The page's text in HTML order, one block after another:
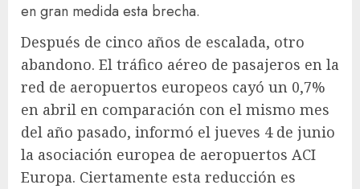
en gran medida esta brecha.
Después de cinco años de escalada, otro
abandono. El tráfico aéreo de pasajeros en la
red de aeropuertos europeos cayó un 0,7%
en abril en comparación con el mismo mes
del año pasado, informó el jueves 4 de junio
la asociación europea de aeropuertos ACI
Europa. Ciertamente esta reducción es